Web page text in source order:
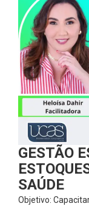
GESTÃO
SAÚDE
Objetivo: